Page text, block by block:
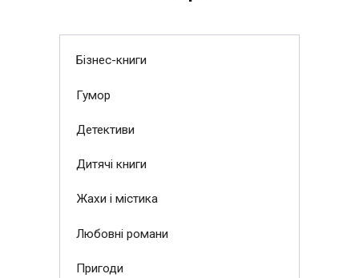
Бізнес-книги
Гумор
Детективи
Дитячі книги
Жахи і містика
Любовні романи
Пригоди